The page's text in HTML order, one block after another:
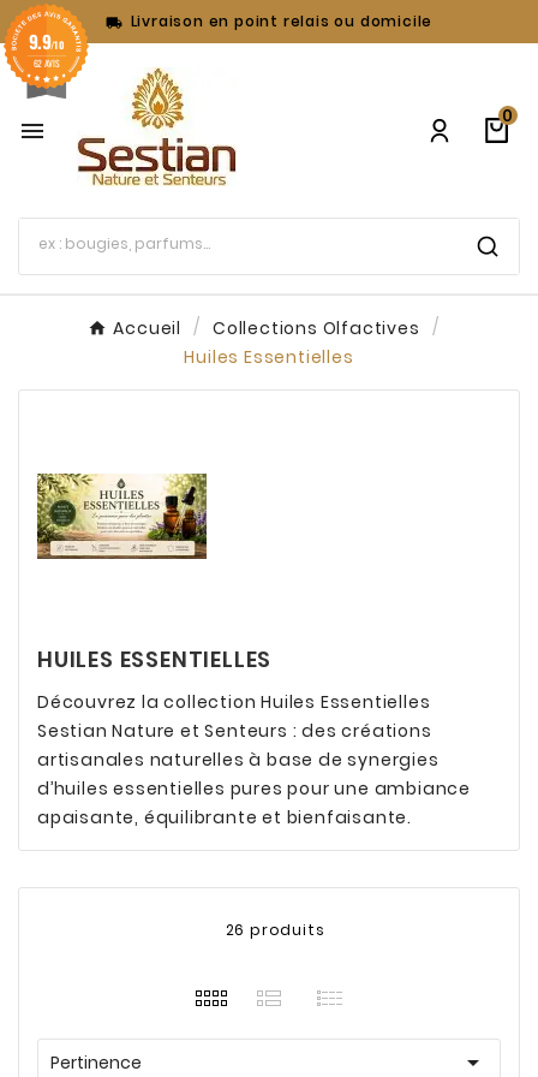
 Livraison en point relais ou domicile

0
Accueil
Collections Olfactives
Huiles Essentielles
HUILES ESSENTIELLES
Découvrez la collection Huiles Essentielles
Sestian Nature et Senteurs : des créations
artisanales naturelles à base de synergies
d’huiles essentielles pures pour une ambiance
apaisante, équilibrante et bienfaisante.
26 produits
Pertinence 
9.9/10
62 AVIS